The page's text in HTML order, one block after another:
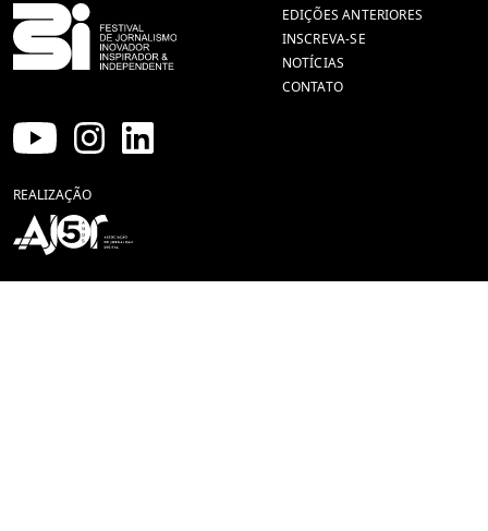
REALIZAÇÃO
EDIÇÕES ANTERIORES
INSCREVA-SE
NOTÍCIAS
CONTATO